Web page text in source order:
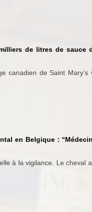
de litres de sauce
canadien de Saint Mary’s
en Belgique :
à la vigilance. Le cheval